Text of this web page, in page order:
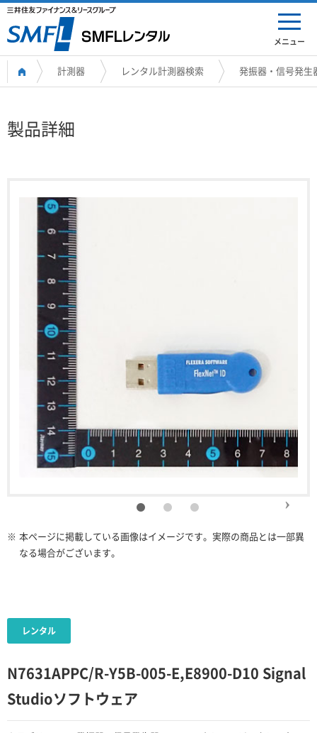
メニュー
計測器 レンタル計測器検索 発振器・信号発生
製品詳細
※ 本ページに掲載している画像はイメージです。実際の商品とは一部異
なる場合がございます。
N7631APPC/R-Y5B-005-E,E8900-D10 Signal
Studioソフトウェア